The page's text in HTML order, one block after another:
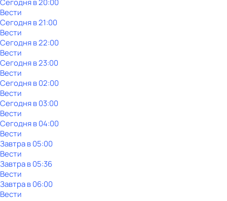
Сегодня в 20:00
Вести
Сегодня в 21:00
Вести
Сегодня в 22:00
Вести
Сегодня в 23:00
Вести
Сегодня в 02:00
Вести
Сегодня в 03:00
Вести
Сегодня в 04:00
Вести
Завтра в 05:00
Вести
Завтра в 05:36
Вести
Завтра в 06:00
Вести